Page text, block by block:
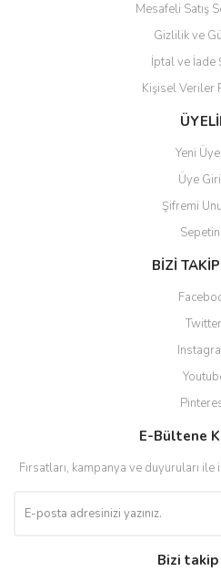
Mesafeli Satış
Gizlilik ve
İptal ve İade
Kişisel Veriler
Yeni
Üye
Şifremi
BİZİ
Twitter
E-Bültene
Fırsatları, kampanya ve duyuruları
Bizi